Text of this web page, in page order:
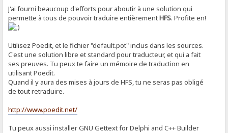
J'ai fourni beaucoup d'efforts pour aboutir à une solution qui
permette à tous de pouvoir traduire entièrementHFS. Profite en!
Utilisez Poedit, et le fichier "default.pot" inclus dans les sources.
C'est une solution libre et standard pour traducteur, et qui a fait
ses preuves. Tu peux te faire un mémoire de traduction en
utilisant Poedit.
Quand il y aura des mises à jours de HFS, tu ne seras pas obligé
de tout retraduire.
http://www.poedit.net/
Tu peux aussi installer GNU Gettext for Delphi and C++ Builder